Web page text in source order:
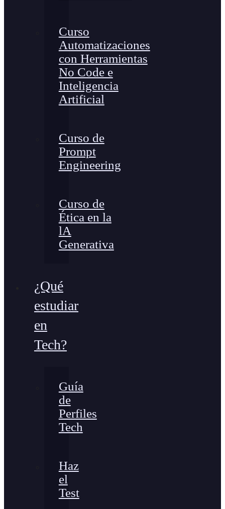
Curso
Automatizaciones
con Herramientas
No Code e
Inteligencia
Artificial
Curso de
Prompt
Engineering
Curso de
Ética en la
lA
Generativa
¿Qué
estudiar
en
Tech?
Guía
de
Perfiles
Tech
Haz
el
Test